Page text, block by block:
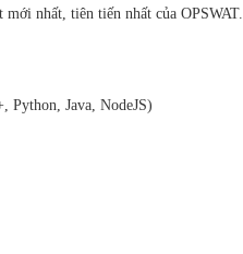
mới nhất, tiên tiến nhất của OPSWAT.
Python, Java, NodeJS)